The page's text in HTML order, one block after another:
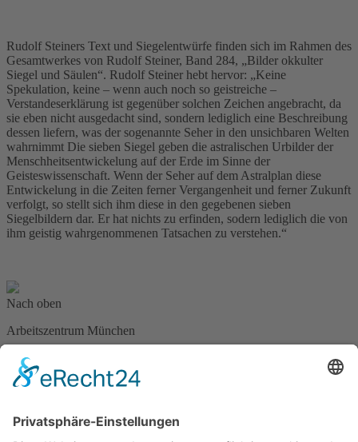
Rudolf Steiners Text und Siegelentwürfe finden sich im Rahmen des
Gesamtwerkes von Rudolf Steiner, Band 284, „Bilder okkulter
Siegel und Säulen“. Rudolf Steiner hebt hervor: „Keine
Spekulation, keine – wenn auch noch so geistreiche –
Verstandeserklärung ist gegenüber solchen Zeichen angebracht, da
sie eben nicht ausgedacht sind, sondern lediglich eine Beschreibung
dessen liefern, was der sogenannte Seher in den unsichbaren Welten
wahrnimmt Die sieben Siegel geben die astralischen Urbilder der
Menschheitsentwickelung auf der Erde im Sinne der
Geisteswissenschaft. Wenn der Seher auf dem Astralplan diese
Entwickelung in die Zeiten ferner Vergangenheit und ferner Zukunft
verfolgt, so stellt sich ihm diese in den gegebenen sieben
Siegelbildern dar. Er hat nichts zu erfinden, sodern lediglich die von
ihm geistig wahrgenommenen Tatsachen zu verstehen.“
Nach oben
Arbeitszentrum München
Leopoldstraße 46a
80802 München